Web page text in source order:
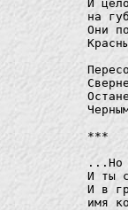
И
на
Они
***
...Но
И ты
И в